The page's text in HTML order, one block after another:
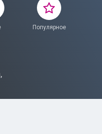
Популярное